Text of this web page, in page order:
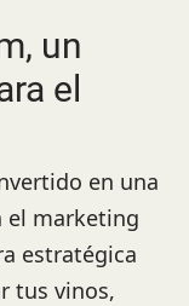
un
el
en una
el marketing
estratégica
tus vinos,